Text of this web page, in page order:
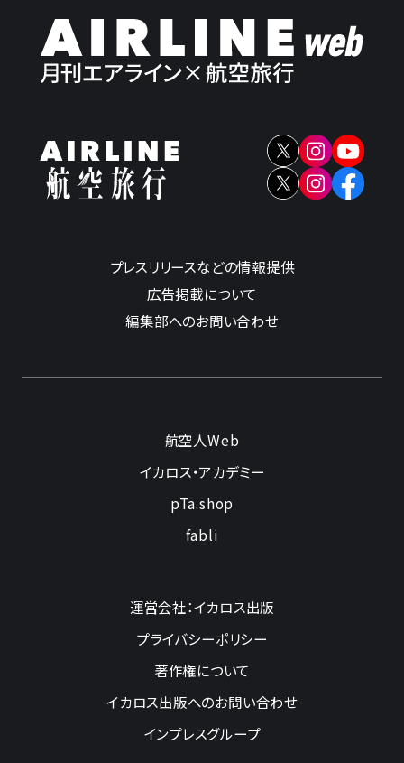
プレスリリースなどの情報提供
広告掲載について
編集部へのお問い合わせ
航空人Web
イカロス・アカデミー
pTa.shop
fabli
運営会社：イカロス出版
プライバシーポリシー
著作権について
イカロス出版へのお問い合わせ
インプレスグループ